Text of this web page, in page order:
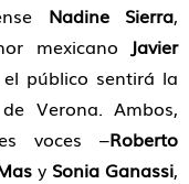
Nadine Sierra,
mexicano
Javier
público sentirá la
Verona. Ambos,
voces –Roberto
y Sonia Ganassi,